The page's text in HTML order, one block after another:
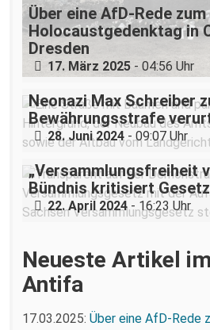
Über eine AfD-Rede zum
Holocaustgedenktag in
Dresden
17. März 2025 - 04:56 Uhr
Neonazi Max Schreiber
Bewährungsstrafe
28. Juni 2024 - 09:07 Uhr
„Versammlungsfreiheit
Bündnis kritisiert
22. April 2024- 16:23 Uhr
Neueste Artikel
Antifa
17.03.2025: Über eine AfD-Rede